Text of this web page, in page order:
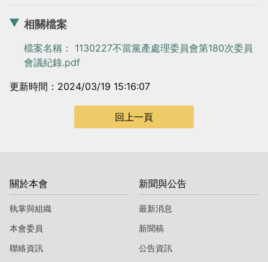
相關檔案
檔案名稱： 1130227不當黨產處理委員會第180次委員
會議紀錄.pdf
更新時間：2024/03/19 15:16:07
回上一頁
關於本會
執掌與組織
本會委員
聯絡資訊
新聞與公告
最新消息
新聞稿
公告資訊